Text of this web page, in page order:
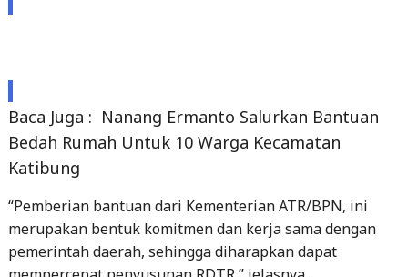
Baca Juga : Nanang Ermanto Salurkan Bantuan
Bedah Rumah Untuk 10 Warga Kecamatan
Katibung
“Pemberian bantuan dari Kementerian ATR/BPN, ini
merupakan bentuk komitmen dan kerja sama dengan
pemerintah daerah, sehingga diharapkan dapat